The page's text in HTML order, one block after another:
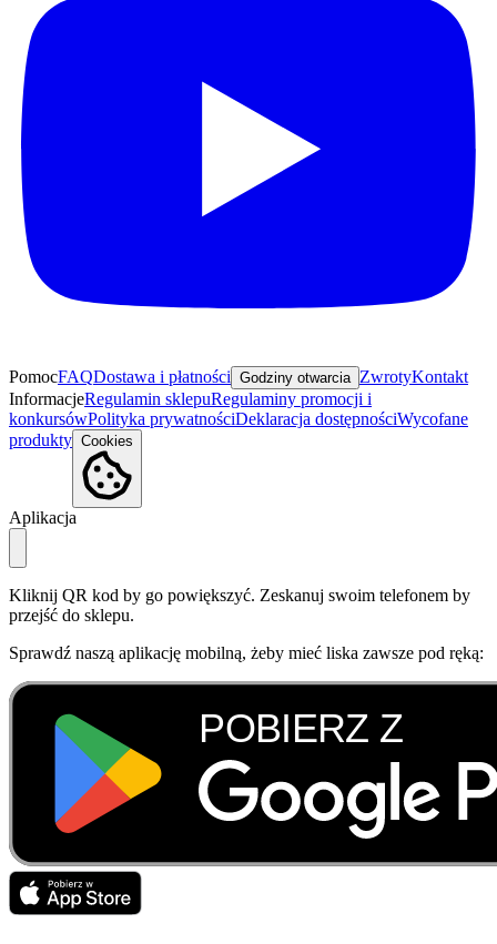
PomocFAQDostawa i płatności Godziny otwarcia ZwrotyKontakt
InformacjeRegulamin sklepuRegulaminy promocji i
konkursówPolityka prywatnościDeklaracja dostępnościWycofane
produkty Cookies
Aplikacja
Kliknij QR kod by go powiększyć. Zeskanuj swoim telefonem by
przejść do sklepu.
Sprawdź naszą aplikację mobilną, żeby mieć liska zawsze pod ręką: